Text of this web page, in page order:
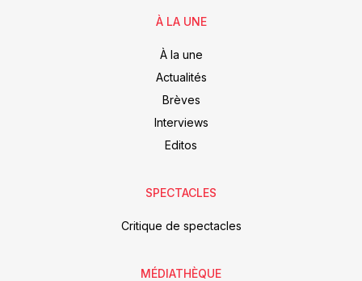
À LA UNE
À la une
Actualités
Brèves
Interviews
Editos
SPECTACLES
Critique de spectacles
MÉDIATHÈQUE